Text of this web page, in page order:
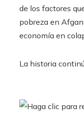
de los factores
pobreza en
economía en
La historia